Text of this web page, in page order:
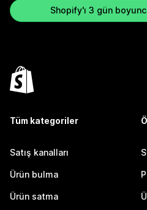
Shopify'ı 3 gün
Tüm kategoriler
Satış kanalları
Ürün bulma
Ürün satma